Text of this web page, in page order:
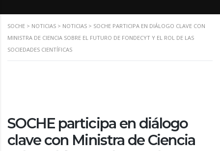
SOCHE > NOTICIAS > NOTICIAS > SOCHE PARTICIPA EN DIÁLOGO CLAVE CON
MINISTRA DE CIENCIA SOBRE EL FUTURO DE FONDECYT Y EL ROL DE LAS
SOCIEDADES CIENTÍFICAS
SOCHE participa en diálogo
clave con Ministra de Ciencia